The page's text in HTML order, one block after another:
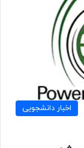
اخبار دانشجویی